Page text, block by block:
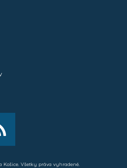
Košice. Všetky práva vyhradené.